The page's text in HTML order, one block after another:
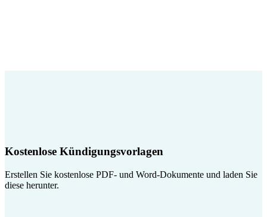
Kostenlose Kündigungsvorlagen
Erstellen Sie kostenlose PDF- und Word-Dokumente und laden Sie
diese herunter.